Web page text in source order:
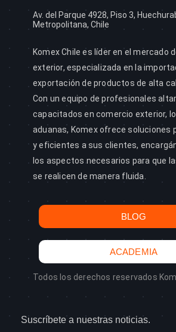
Av. del Parque 4928, Piso 3,
Metropolitana, Chile
Komex Chile es líder en el mercado
exterior, especializada en la
exportación de productos de alta
Con un equipo de profesionales
capacitados en comercio exterior,
aduanas, Komex ofrece soluciones
y eficientes a sus clientes,
los aspectos necesarios para que
se realicen de manera fluida.
BLOG
ACADEMIA
Todos los derechos reservados
Suscríbete a nuestras noticias.